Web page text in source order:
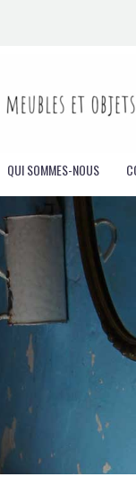
QUI SOMMES-NOUS